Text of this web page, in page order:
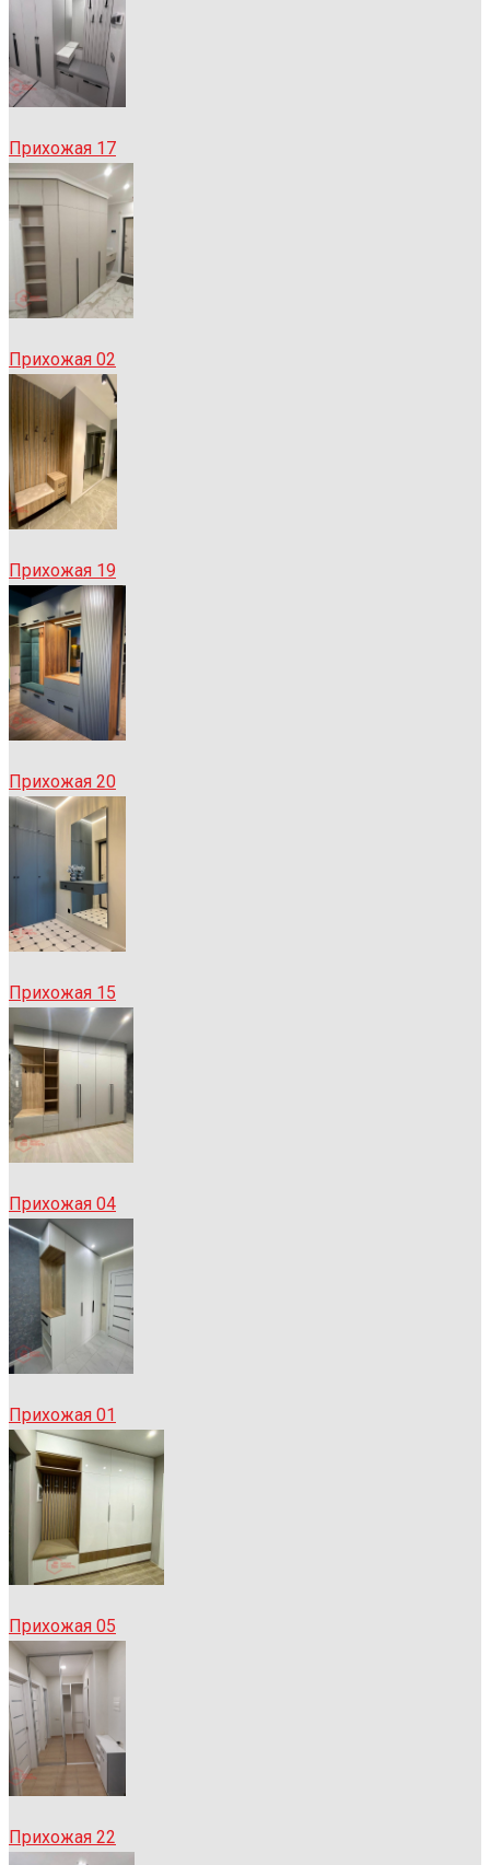
Прихожая 17
Прихожая 02
Прихожая 19
Прихожая 20
Прихожая 15
Прихожая 04
Прихожая 01
Прихожая 05
Прихожая 22